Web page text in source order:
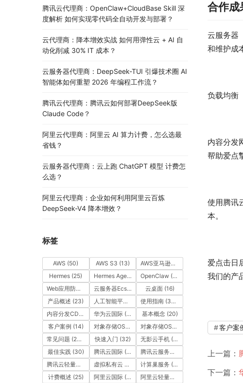
合作成
云服务器
和维护成
负载均衡
内容分发
帮助爱点
使用腾讯
本。
爱点击日
我们的产
客户案
上一篇：
下一篇：
腾讯云代理商：OpenClaw+CloudBase Skill 深
度解析 如何实现零代码全自动开发与部署？
云代理商：降本增效实战 如何用弹性云 + AI 自
动化削减 30% IT 成本？
云服务器代理商：DeepSeek-TUI 引爆技术圈 AI
智能体如何重塑 2026 年编程工作流？
腾讯云代理商：腾讯云如何部署DeepSeek版
Claude Code？
阿里云代理商：阿里云 AI 算力计费，怎么选最
省钱？
云服务器代理商：云上跑 ChatGPT 模型 计费怎
么选？
阿里云代理商：企业如何利用阿里云百炼
DeepSeek-V4 降本增效？
标签
AWS (50) AWS S3 (13) AWS亚马逊云
Hermes (25) Hermes Agent (25)OpenClaw (55)
Web应用防火墙（WAF）
(14) 云服务器Ecs
(39) 云桌面(16)
产品概述 (23) 人工智能平台PAI (21)
使用指南 (361)
内容分发CDN (35)华为云国际(163) 基本概念(20)
客户案例 (14) 对象存储OSS(15) 对象存储OSS(12)
常见问题 (257) 快速入门 (32) 无影云手机 (17)
最佳实践 (30) 腾讯云国际(111) 腾讯云服务器
腾讯云轻量应用服务器
(30) 虚拟私有云 VPC (126)
计算巢服务 (68)
计费概述 (25) 阿里云国际(551) 阿里云轻量应用服务器 SAS (199)